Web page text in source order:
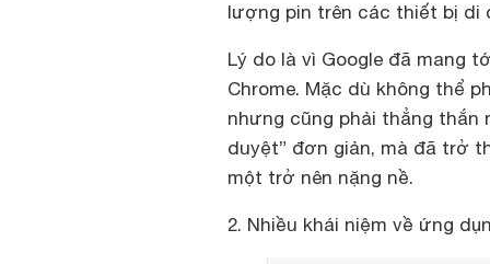
lượng pin trên các thiết bị di
Lý do là vì Google đã mang
Chrome. Mặc dù không thể
nhưng cũng phải thẳng thắn
duyệt” đơn giản, mà đã trở
một trở nên nặng nề.
2. Nhiều khái niệm về ứng